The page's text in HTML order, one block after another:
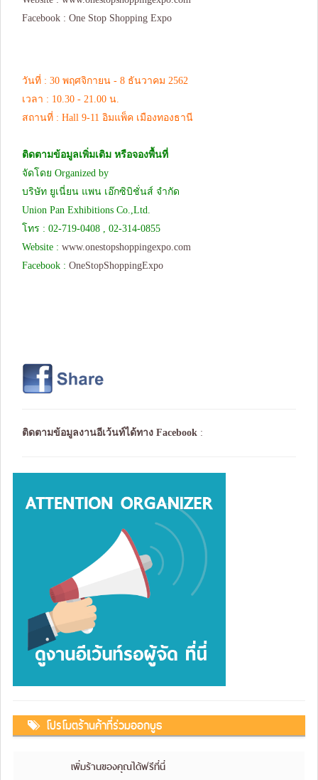
Facebook : One Stop Shopping Expo
วันที่ : 30 พฤศจิกายน - 8 ธันวาคม 2562
เวลา : 10.30 - 21.00 น.
สถานที่ : Hall 9-11 อิมแพ็ค เมืองทองธานี
ติดตามข้อมูลเพิ่มเติม หรือจองพื้นที่
จัดโดย Organized by
บริษัท ยูเนี่ยน แพน เอ๊กซิบิชั่นส์ จำกัด
Union Pan Exhibitions Co.,Ltd.
โทร : 02-719-0408 , 02-314-0855
Website : www.onestopshoppingexpo.com
Facebook : OneStopShoppingExpo
ติดตามข้อมูลงานอีเว้นท์ได้ทาง Facebook :
โปรโมตร้านค้าที่ร่วมออกบูธ
เพิ่มร้านของคุณได้ฟรีที่นี่